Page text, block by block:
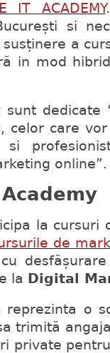
IT ACADEMY
si
a
in mod
sunt dedicate
celor care
online”.
la cursuri
de
la
Digital
reprezinta o
trimită
private